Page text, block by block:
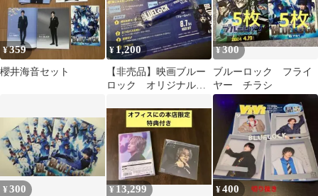
¥359
櫻井海音セット
¥ 1,200
【非売品】映画ブルー
ロック オリジナルコ
リー用紙
¥300
ブルーロック フライ
ヤー チラシ
¥300 ¥ 13,299 ¥400